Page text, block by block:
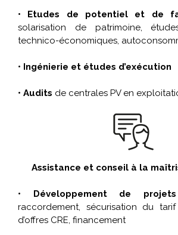
• Etudes de potentiel et
solarisation de patrimoine,
technico-économiques,
• Ingénierie et études d’exécution
• Audits de centrales PV en
Assistance et conseil à la
• Développement de
raccordement, sécurisation du tarif
d’offres CRE, financement